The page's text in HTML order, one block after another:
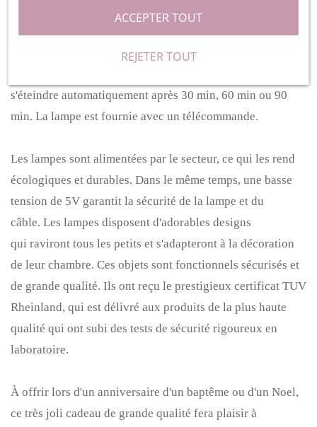
REJETER TOUT
ACCEPTER TOUT
technologie LED, votre enfant peut dormir en toute
Les lampes ne chauffent pas et consomment peu
s'éteindre automatiquement après 30 min, 60 min ou 90
min. La lampe est fournie avec un télécommande.
Les lampes sont alimentées par le secteur, ce qui les rend
écologiques et durables. Dans le même temps, une basse
tension de 5V garantit la sécurité de la lampe et du
câble. Les lampes disposent d'adorables designs
qui raviront tous les petits et s'adapteront à la décoration
de leur chambre. Ces objets sont fonctionnels sécurisés et
de grande qualité. Ils ont reçu le prestigieux certificat TUV
Rheinland, qui est délivré aux produits de la plus haute
qualité qui ont subi des tests de sécurité rigoureux en
laboratoire.
À offrir lors d'un anniversaire d'un baptême ou d'un Noel,
ce très joli cadeau de grande qualité fera plaisir à